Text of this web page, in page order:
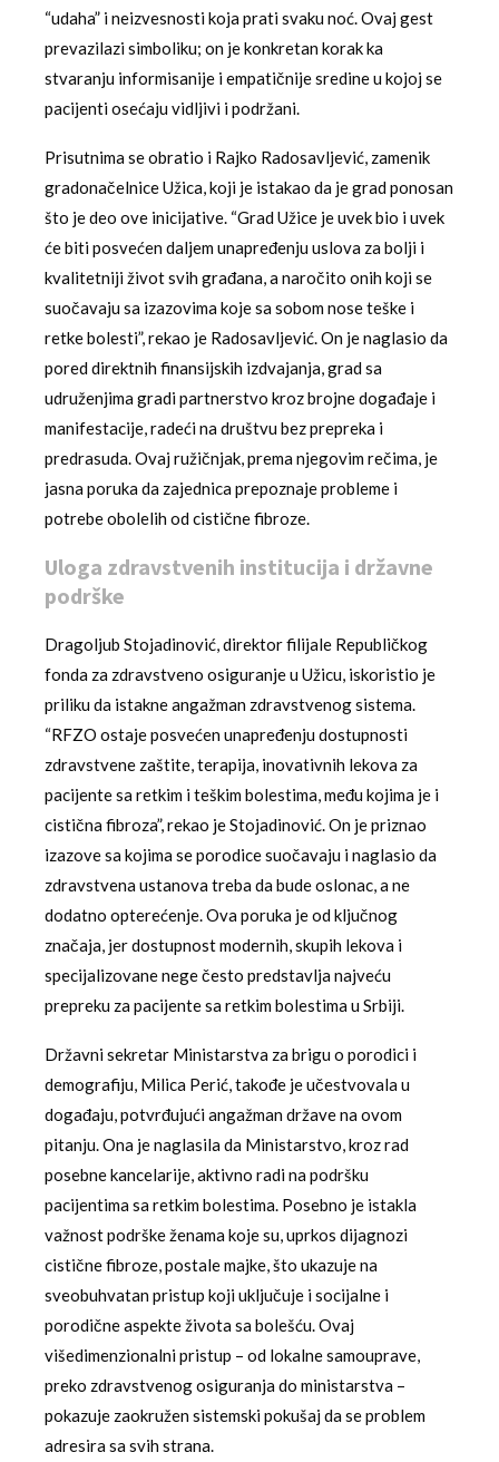
“udaha” i neizvesnosti koja prati svaku noć. Ovaj gest
prevazilazi simboliku; on je konkretan korak ka
stvaranju informisanije i empatičnije sredine u kojoj se
pacijenti osećaju vidljivi i podržani.
Prisutnima se obratio i Rajko Radosavljević, zamenik
gradonačelnice Užica, koji je istakao da je grad ponosan
što je deo ove inicijative. “Grad Užice je uvek bio i uvek
će biti posvećen daljem unapređenju uslova za bolji i
kvalitetniji život svih građana, a naročito onih koji se
suočavaju sa izazovima koje sa sobom nose teške i
retke bolesti”, rekao je Radosavljević. On je naglasio da
pored direktnih finansijskih izdvajanja, grad sa
udruženjima gradi partnerstvo kroz brojne događaje i
manifestacije, radeći na društvu bez prepreka i
predrasuda. Ovaj ružičnjak, prema njegovim rečima, je
jasna poruka da zajednica prepoznaje probleme i
potrebe obolelih od cistične fibroze.
Uloga zdravstvenih institucija i državne
podrške
Dragoljub Stojadinović, direktor filijale Republičkog
fonda za zdravstveno osiguranje u Užicu, iskoristio je
priliku da istakne angažman zdravstvenog sistema.
“RFZO ostaje posvećen unapređenju dostupnosti
zdravstvene zaštite, terapija, inovativnih lekova za
pacijente sa retkim i teškim bolestima, među kojima je i
cistična fibroza”, rekao je Stojadinović. On je priznao
izazove sa kojima se porodice suočavaju i naglasio da
zdravstvena ustanova treba da bude oslonac, a ne
dodatno opterećenje. Ova poruka je od ključnog
značaja, jer dostupnost modernih, skupih lekova i
specijalizovane nege često predstavlja najveću
prepreku za pacijente sa retkim bolestima u Srbiji.
Državni sekretar Ministarstva za brigu o porodici i
demografiju, Milica Perić, takođe je učestvovala u
događaju, potvrđujući angažman države na ovom
pitanju. Ona je naglasila da Ministarstvo, kroz rad
posebne kancelarije, aktivno radi na podršku
pacijentima sa retkim bolestima. Posebno je istakla
važnost podrške ženama koje su, uprkos dijagnozi
cistične fibroze, postale majke, što ukazuje na
sveobuhvatan pristup koji uključuje i socijalne i
porodične aspekte života sa bolešću. Ovaj
višedimenzionalni pristup – od lokalne samouprave,
preko zdravstvenog osiguranja do ministarstva –
pokazuje zaokružen sistemski pokušaj da se problem
adresira sa svih strana.